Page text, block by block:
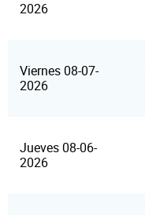
2026
Viernes 08-07-
2026
Jueves 08-06-
2026